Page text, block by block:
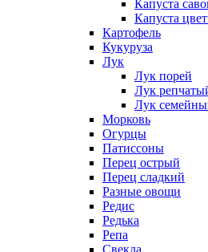
Капуста
Капуста
Картофель
Кукуруза
Лук
Лук порей
Лук
Лук
Морковь
Огурцы
Патиссоны
Перец острый
Перец сладкий
Разные овощи
Редис
Редька
Репа
Свекла